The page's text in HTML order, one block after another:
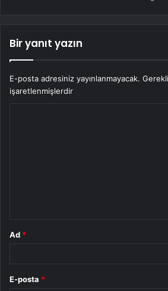
Bir yanıt yazın
E-posta adresiniz yayınlanmayacak.
işaretlenmişlerdir
Ad *
E-posta *